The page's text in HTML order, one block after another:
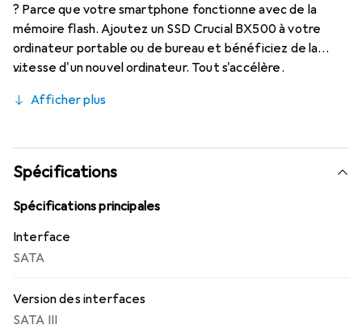
? Parce que votre smartphone fonctionne avec de la
mémoire flash. Ajoutez un SSD Crucial BX500 à votre
ordinateur portable ou de bureau et bénéficiez de la
vitesse d'un nouvel ordinateur. Tout s'accélère.
et agilité générale du système améliorée. Augmente
énergétique 45 fois supérieure à celle d'un disque dur
traditionnel.
Afficher plus
Spécifications
Spécifications principales
Interface
SATA
Version des interfaces
SATA III